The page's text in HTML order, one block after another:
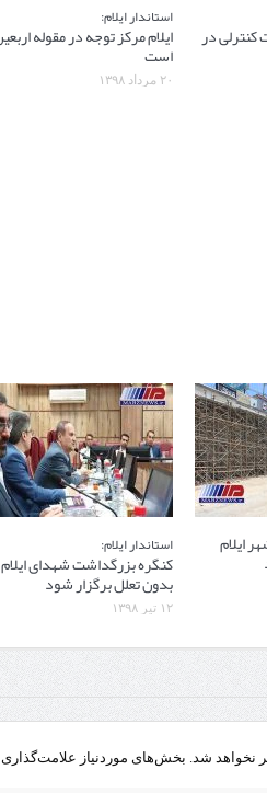
ساعته ۹۶گیت‌ کنترلی در
استاندار ایلام:
ایلام مرکز توجه در مقوله
است
۲۰ مرداد ۱۳۹۸
ایلام استاندار ایلام:
کنگره بزرگداشت شهدای ایلام
بدون تعلل برگزار شود
۱۲ تیر ۱۳۹۸
نخواهد شد. بخش‌های موردنیاز